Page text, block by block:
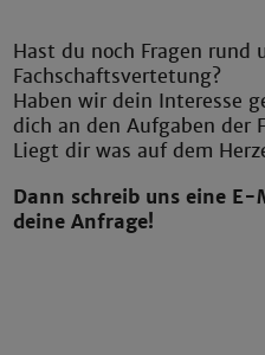
Hast du noch Fragen rund
Fachschaftsvertetung?
Haben wir dein Interesse
dich an den Aufgaben der
Liegt dir was auf dem
Dann schreib uns eine
deine Anfrage!